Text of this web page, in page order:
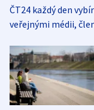
ČT24 každý den
veřejnými médii,